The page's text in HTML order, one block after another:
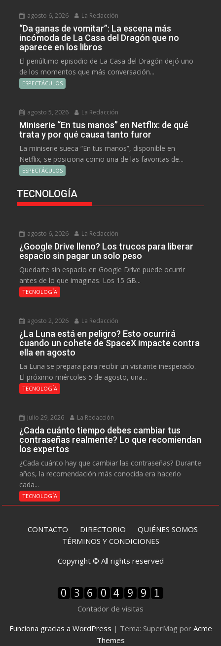
agosto 6, 2026 La Redacción
“Da ganas de vomitar”: La escena más
incómoda de La Casa del Dragón que no
aparece en los libros
El penúltimo episodio de La Casa del Dragón dejó uno
de los momentos que más conversación...
ESPECTÁCULOS
agosto 5, 2026 La Redacción
Miniserie “En tus manos” en Netflix: de qué
trata y por qué causa tanto furor
La miniserie sueca “En tus manos”, disponible en
Netflix, se posiciona como una de las favoritas de...
ESPECTÁCULOS
TECNOLOGÍA
agosto 6, 2026 La Redacción
¿Google Drive lleno? Los trucos para liberar
espacio sin pagar un solo peso
Quedarte sin espacio en Google Drive puede ocurrir
antes de lo que imaginas. Los 15 GB...
TECNOLOGÍA
agosto 2, 2026 La Redacción
¿La Luna está en peligro? Esto ocurrirá
cuando un cohete de SpaceX impacte contra
ella en agosto
La Luna se prepara para recibir un visitante inesperado.
El próximo miércoles 5 de agosto, una...
TECNOLOGÍA
julio 29, 2026 La Redacción
¿Cada cuánto tiempo debes cambiar tus
contraseñas realmente? Lo que recomiendan
los expertos
¿Cada cuánto hay que cambiar las contraseñas? Durante
años, la recomendación más conocida era hacerlo
cada...
TECNOLOGÍA
CONTACTO DIRECTORIO QUIÉNES SOMOS
TÉRMINOS Y CONDICIONES
Copyright © All rights reserved
Contador de visitas
Funciona gracias a WordPress | Tema: SuperMag por Acme
Themes